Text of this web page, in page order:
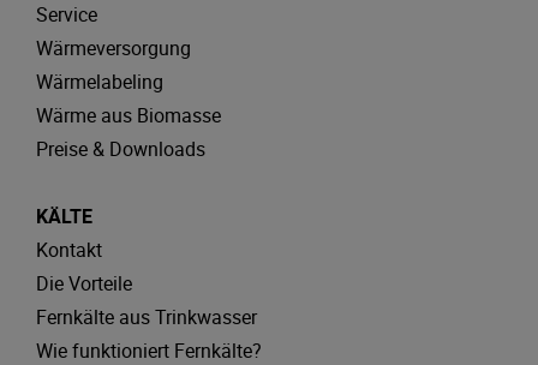
Service
Wärmeversorgung
Wärmelabeling
Wärme aus Biomasse
Preise & Downloads
KÄLTE
Kontakt
Die Vorteile
Fernkälte aus Trinkwasser
Wie funktioniert Fernkälte?